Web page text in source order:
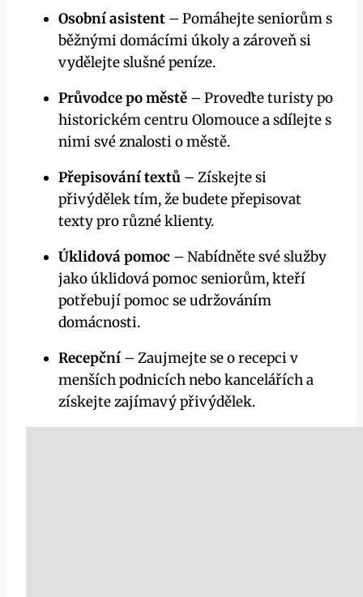
Osobní asistent – Pomáhejte seniorům s
běžnými domácími úkoly a zároveň si
vydělejte slušné peníze.
Průvodce po městě – Proveďte turisty po
historickém centru Olomouce a sdílejte s
nimi své znalosti o městě.
Přepisování textů – Získejte si
přivýdělek tím, že budete přepisovat
texty pro různé klienty.
Úklidová pomoc – Nabídněte své služby
jako úklidová pomoc seniorům, kteří
potřebují pomoc se udržováním
domácnosti.
Recepční – Zaujmejte se o recepci v
menších podnicích nebo kancelářích a
získejte zajímavý přivýdělek.